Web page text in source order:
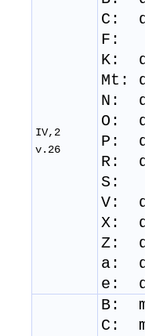
IV,2
v.26
C:
F:
K:
Mt:
N:
O:
P:
R:
S:
V:
X:
Z:
a:
e:
B:
C: